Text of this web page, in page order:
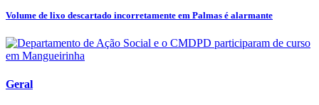
Volume de lixo descartado incorretamente em Palmas é alarmante
Geral